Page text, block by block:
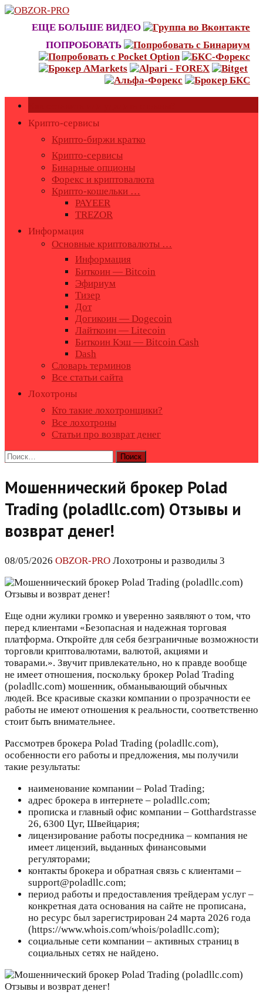
Skip
content
ЕЩЕ БОЛЬШЕ ВИДЕО
ПОПРОБОВАТЬ
Крипто-сервисы
Крипто-биржи кратко
Крипто-сервисы
Бинарные опционы
Форекс и криптовалюта
Крипто-кошельки …
PAYEER
TREZOR
Информация
Основные криптовалюты …
Информация
Биткоин — Bitcoin
Эфириум
Тизер
Дот
Догикоин — Dogecoin
Лайткоин — Litecoin
Биткоин Кэш — Bitcoin Cash
Dash
Словарь терминов
Все статьи сайта
Лохотроны
Кто такие лохотронщики?
Все лохотроны
Статьи про возврат денег
Найти:
Мошеннический брокер Polad
Trading (poladllc.com) Отзывы и
возврат денег!
08/05/2026 OBZOR-PRO Лохотроны и разводилы 3
Еще одни жулики громко и уверенно заявляют о том, что
перед клиентами «Безопасная и надежная торговая
платформа. Откройте для себя безграничные возможности
торговли криптовалютами, валютой, акциями и
товарами.». Звучит привлекательно, но к правде вообще
не имеет отношения, поскольку брокер Polad Trading
(poladllc.com) мошенник, обманывающий обычных
людей. Все красивые сказки компании о прозрачности ее
работы не имеют отношения к реальности, соответственно
стоит быть внимательнее.
Рассмотрев брокера Polad Trading (poladllc.com),
особенности его работы и предложения, мы получили
такие результаты:
наименование компании – Polad Trading;
адрес брокера в интернете – poladllc.com;
прописка и главный офис компании – Gotthardstrasse
26, 6300 Цуг, Швейцария;
лицензирование работы посредника – компания не
имеет лицензий, выданных финансовыми
регуляторами;
контакты брокера и обратная связь с клиентами –
support@poladllc.com;
период работы и предоставления трейдерам услуг –
конкретная дата основания на сайте не прописана,
но ресурс был зарегистрирован 24 марта 2026 года
(https://www.whois.com/whois/poladllc.com);
социальные сети компании – активных страниц в
социальных сетях не найдено.